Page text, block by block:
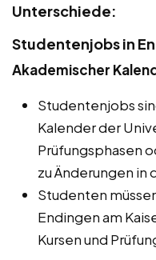
Unterschiede:
Studentenjobs in
Akademischer
Studentenjobs
Kalender der
Prüfungsphasen
zu Änderungen
Studenten
Endingen am
Kursen und